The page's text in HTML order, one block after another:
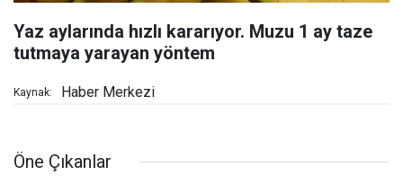
Yaz aylarında hızlı kararıyor. Muzu 1 ay taze
tutmaya yarayan yöntem
Kaynak: Haber Merkezi
Öne Çıkanlar